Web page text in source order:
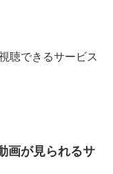
聴できるサービス
画が見られるサ